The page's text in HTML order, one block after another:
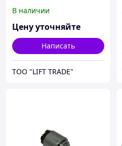
3,0т
В наличии
Цену уточняйте
Написать
ТОО "LIFT TRADE"